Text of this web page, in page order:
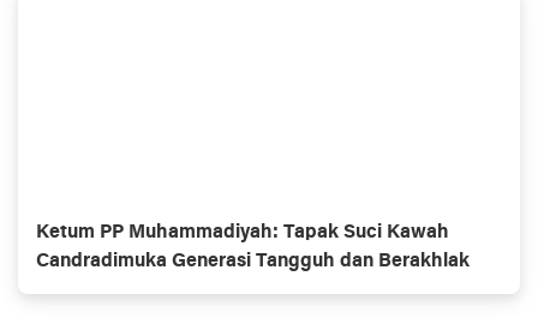
Ketum PP Muhammadiyah: Tapak Suci Kawah
Candradimuka Generasi Tangguh dan Berakhlak